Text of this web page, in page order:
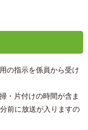
の指示を係員から受け
・片付けの時間が含ま
前に放送が入りますの